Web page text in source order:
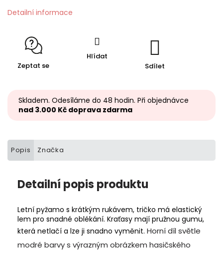
Detailní informace
Zeptat se
Hlídat
Sdílet
Skladem. Odesíláme do 48 hodin. Při objednávce
nad 3.000 Kč doprava zdarma
Popis Značka
Detailní popis produktu
Letní pyžamo s krátkým rukávem, tričko má elastický
lem pro snadné oblékání. Kraťasy mají pružnou gumu,
která netlačí a lze ji snadno vyměnit. Horní díl světle
modré barvy s výrazným obrázkem hasičského